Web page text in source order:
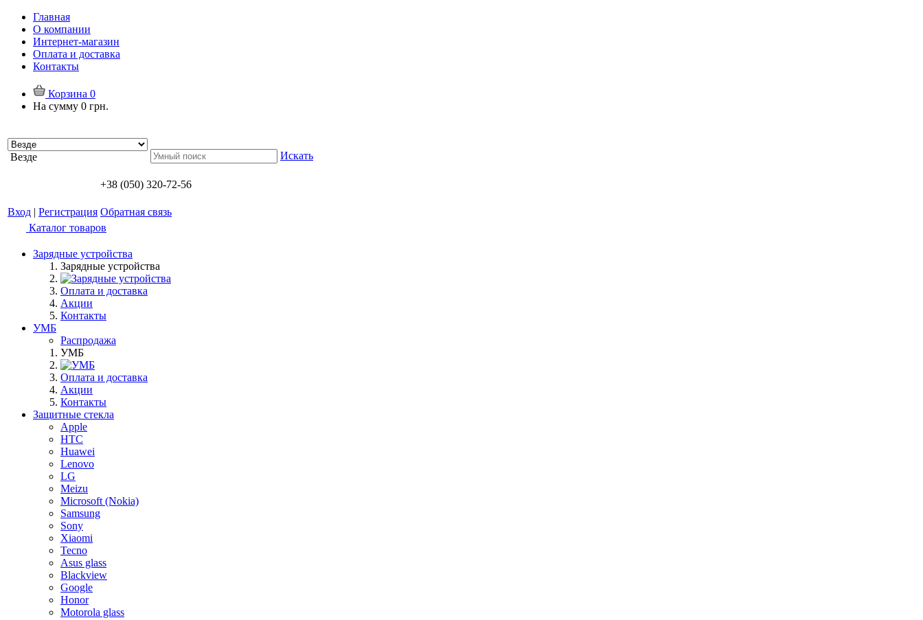
Главная
О компании
Интернет-магазин
Оплата и доставка
Контакты
Корзина 0
На сумму 0 грн.
Везде Искать
+38 (050) 320-72-56
Вход | Регистрация Обратная связь
Каталог товаров
Зарядные устройства
Зарядные устройства
Оплата и доставка
Акции
Контакты
УМБ
Распродажа
УМБ
Оплата и доставка
Акции
Контакты
Защитные стекла
Apple
HTC
Huawei
Lenovo
LG
Meizu
Microsoft (Nokia)
Samsung
Sony
Xiaomi
Tecno
Asus glass
Blackview
Google
Honor
Motorola glass